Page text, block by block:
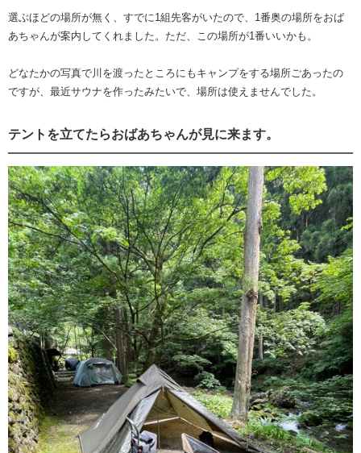
選ぶほどの場所が無く、すでに1組先客がいたので、1番奥の場所をおば
あちゃんが案内してくれました。ただ、この場所が1番いいかも。
どなたかの写真で川を渡ったところにもキャンプをする場所ごあったの
ですが、最近サウナを作ったみたいで、場所は使えませんでした。
テントを立てたらおばあちゃんが見に来ます。